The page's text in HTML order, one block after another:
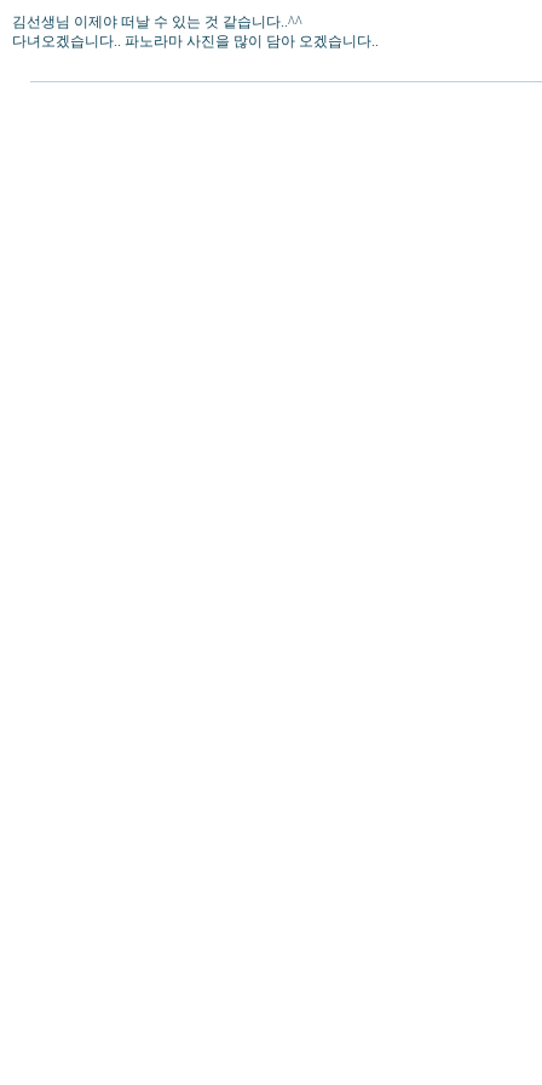
김선생님 이제야 떠날 수 있는 것 같습니다..^^
다녀오겠습니다.. 파노라마 사진을 많이 담아 오겠습니다..